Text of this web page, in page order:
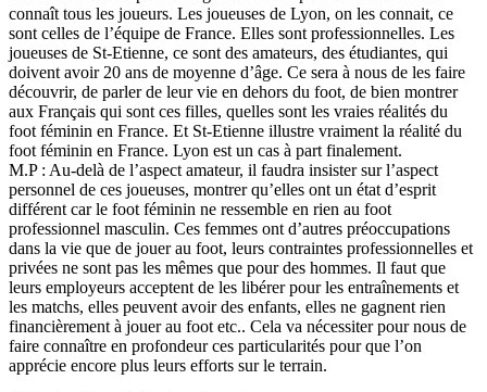
connaît tous les joueurs. Les joueuses de Lyon, on les connait, ce
sont celles de l’équipe de France. Elles sont professionnelles. Les
joueuses de St-Etienne, ce sont des amateurs, des étudiantes, qui
doivent avoir 20 ans de moyenne d’âge. Ce sera à nous de les faire
découvrir, de parler de leur vie en dehors du foot, de bien montrer
aux Français qui sont ces filles, quelles sont les vraies réalités du
foot féminin en France. Et St-Etienne illustre vraiment la réalité du
foot féminin en France. Lyon est un cas à part finalement.
M.P : Au-delà de l’aspect amateur, il faudra insister sur l’aspect
personnel de ces joueuses, montrer qu’elles ont un état d’esprit
différent car le foot féminin ne ressemble en rien au foot
professionnel masculin. Ces femmes ont d’autres préoccupations
dans la vie que de jouer au foot, leurs contraintes professionnelles et
privées ne sont pas les mêmes que pour des hommes. Il faut que
leurs employeurs acceptent de les libérer pour les entraînements et
les matchs, elles peuvent avoir des enfants, elles ne gagnent rien
financièrement à jouer au foot etc.. Cela va nécessiter pour nous de
faire connaître en profondeur ces particularités pour que l’on
apprécie encore plus leurs efforts sur le terrain.